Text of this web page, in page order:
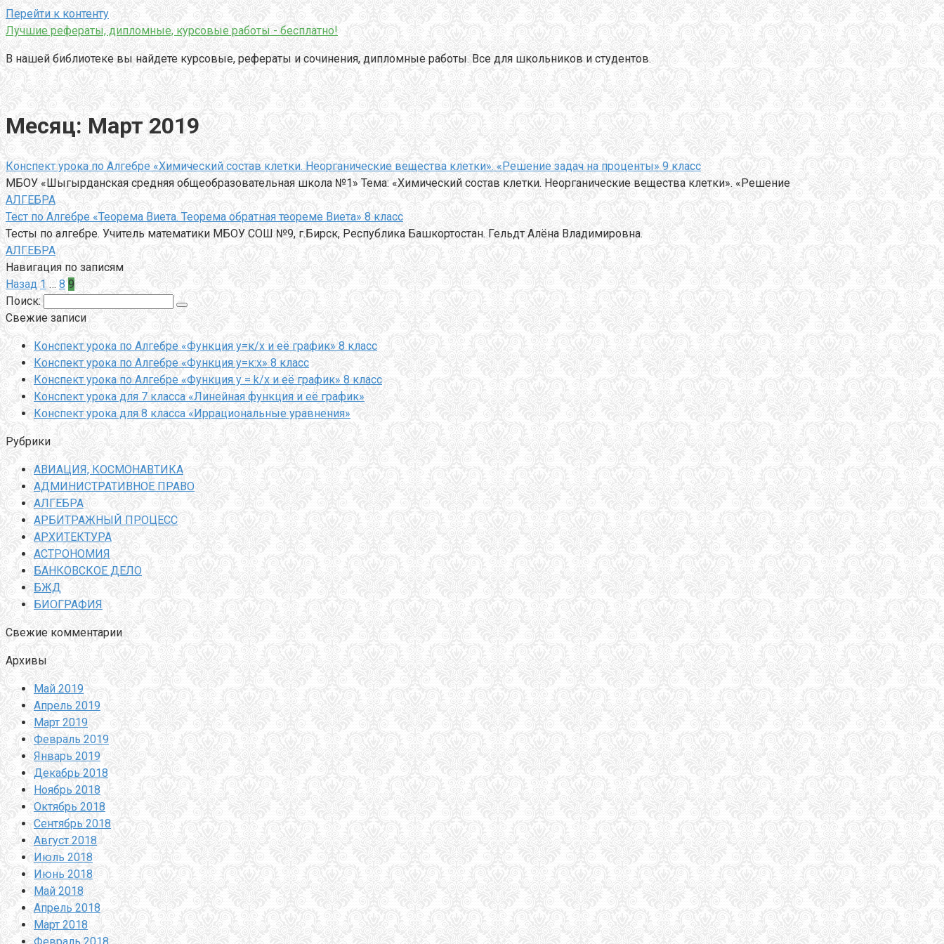
Перейти к контенту
Лучшие рефераты, дипломные, курсовые работы - бесплатно!
В нашей библиотеке вы найдете курсовые, рефераты и сочинения, дипломные работы. Все для школьников и студентов.
Месяц: Март 2019
Конспект урока по Алгебре «Химический состав клетки. Неорганические вещества клетки». «Решение задач на проценты» 9 класс
МБОУ «Шыгырданская средняя общеобразовательная школа №1» Тема: «Химический состав клетки. Неорганические вещества клетки». «Решение
АЛГЕБРА
Тест по Алгебре «Теорема Виета. Теорема обратная теореме Виета» 8 класс
Тесты по алгебре. Учитель математики МБОУ СОШ №9, г.Бирск, Республика Башкортостан. Гельдт Алёна Владимировна.
АЛГЕБРА
Навигация по записям
Назад 1 … 8 9
Поиск:
Свежие записи
Конспект урока по Алгебре «Функция у=к/х и её график» 8 класс
Конспект урока по Алгебре «Функция у=к:х» 8 класс
Конспект урока по Алгебре «Функция y = k/x и её график» 8 класс
Конспект урока для 7 класса «Линейная функция и её график»
Конспект урока для 8 класса «Иррациональные уравнения»
Рубрики
АВИАЦИЯ, КОСМОНАВТИКА
АДМИНИСТРАТИВНОЕ ПРАВО
АЛГЕБРА
АРБИТРАЖНЫЙ ПРОЦЕСС
АРХИТЕКТУРА
АСТРОНОМИЯ
БАНКОВСКОЕ ДЕЛО
БЖД
БИОГРАФИЯ
Свежие комментарии
Архивы
Май 2019
Апрель 2019
Март 2019
Февраль 2019
Январь 2019
Декабрь 2018
Ноябрь 2018
Октябрь 2018
Сентябрь 2018
Август 2018
Июль 2018
Июнь 2018
Май 2018
Апрель 2018
Март 2018